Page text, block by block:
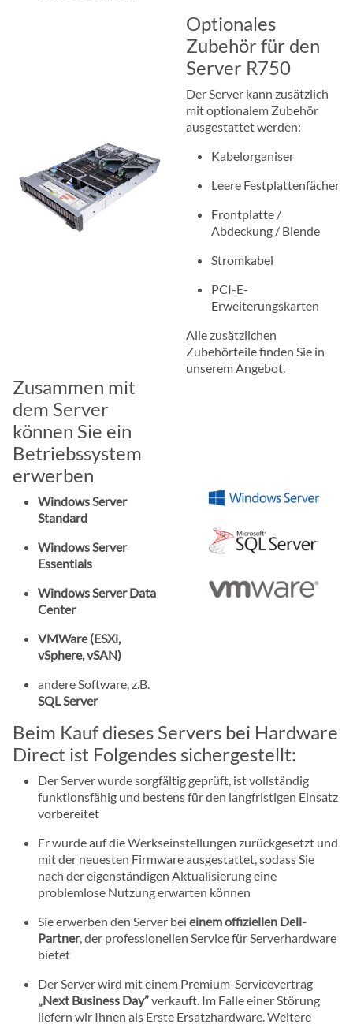
Optionales
Zubehör für den
Server R750
Der Server kann zusätzlich
mit optionalem Zubehör
ausgestattet werden:
Kabelorganiser
Leere Festplattenfächer
Frontplatte /
Abdeckung / Blende
Stromkabel
PCI-E-
Erweiterungskarten
Alle zusätzlichen
Zubehörteile finden Sie in
unserem Angebot.
Zusammen mit
dem Server
können Sie ein
Betriebssystem
erwerben
Windows Server
Standard
Windows Server
Essentials
Windows Server Data
Center
VMWare (ESXi,
vSphere, vSAN)
andere Software, z.B.
SQL Server
Beim Kauf dieses Servers bei Hardware
Direct ist Folgendes sichergestellt:
Der Server wurde sorgfältig geprüft, ist vollständig
funktionsfähig und bestens für den langfristigen Einsatz
vorbereitet
Er wurde auf die Werkseinstellungen zurückgesetzt und
mit der neuesten Firmware ausgestattet, sodass Sie
nach der eigenständigen Aktualisierung eine
problemlose Nutzung erwarten können
Sie erwerben den Server bei einem offiziellen Dell-
Partner, der professionellen Service für Serverhardware
bietet
Der Server wird mit einem Premium-Servicevertrag
„Next Business Day”verkauft. Im Falle einer Störung
liefern wir Ihnen als Erste Ersatzhardware. Weitere